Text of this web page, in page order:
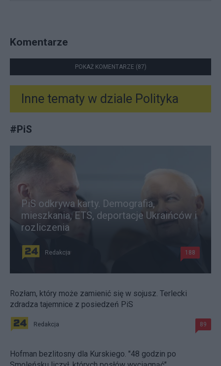
Komentarze
POKAŻ KOMENTARZE (87)
Inne tematy w dziale Polityka
#PiS
PiS odkrywa karty. Demografia,
mieszkania, ETS, deportacje Ukraińców i
rozliczenia
Redakcja 188
Rozłam, który może zamienić się w sojusz. Terlecki
zdradza tajemnice z posiedzeń PiS
Redakcja 89
Hofman bezlitosny dla Kurskiego. "48 godzin po